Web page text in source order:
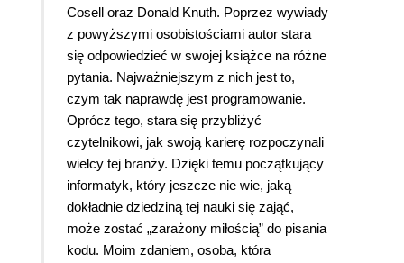
Cosell oraz Donald Knuth. Poprzez wywiady
z powyższymi osobistościami autor stara
się odpowiedzieć w swojej książce na różne
pytania. Najważniejszym z nich jest to,
czym tak naprawdę jest programowanie.
Oprócz tego, stara się przybliżyć
czytelnikowi, jak swoją karierę rozpoczynali
wielcy tej branży. Dzięki temu początkujący
informatyk, który jeszcze nie wie, jaką
dokładnie dziedziną tej nauki się zająć,
może zostać „zarażony miłością” do pisania
kodu. Moim zdaniem, osoba, która